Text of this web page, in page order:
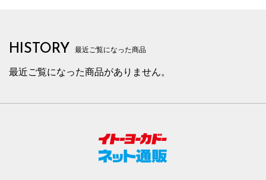
HISTORY 最近ご覧になった商品
最近ご覧になった商品がありません。